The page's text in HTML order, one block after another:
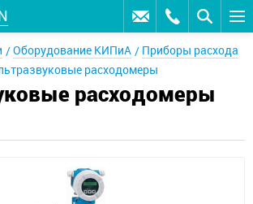
Оборудование КИПиА
Приборы расхода
расходомеры
расходомеры